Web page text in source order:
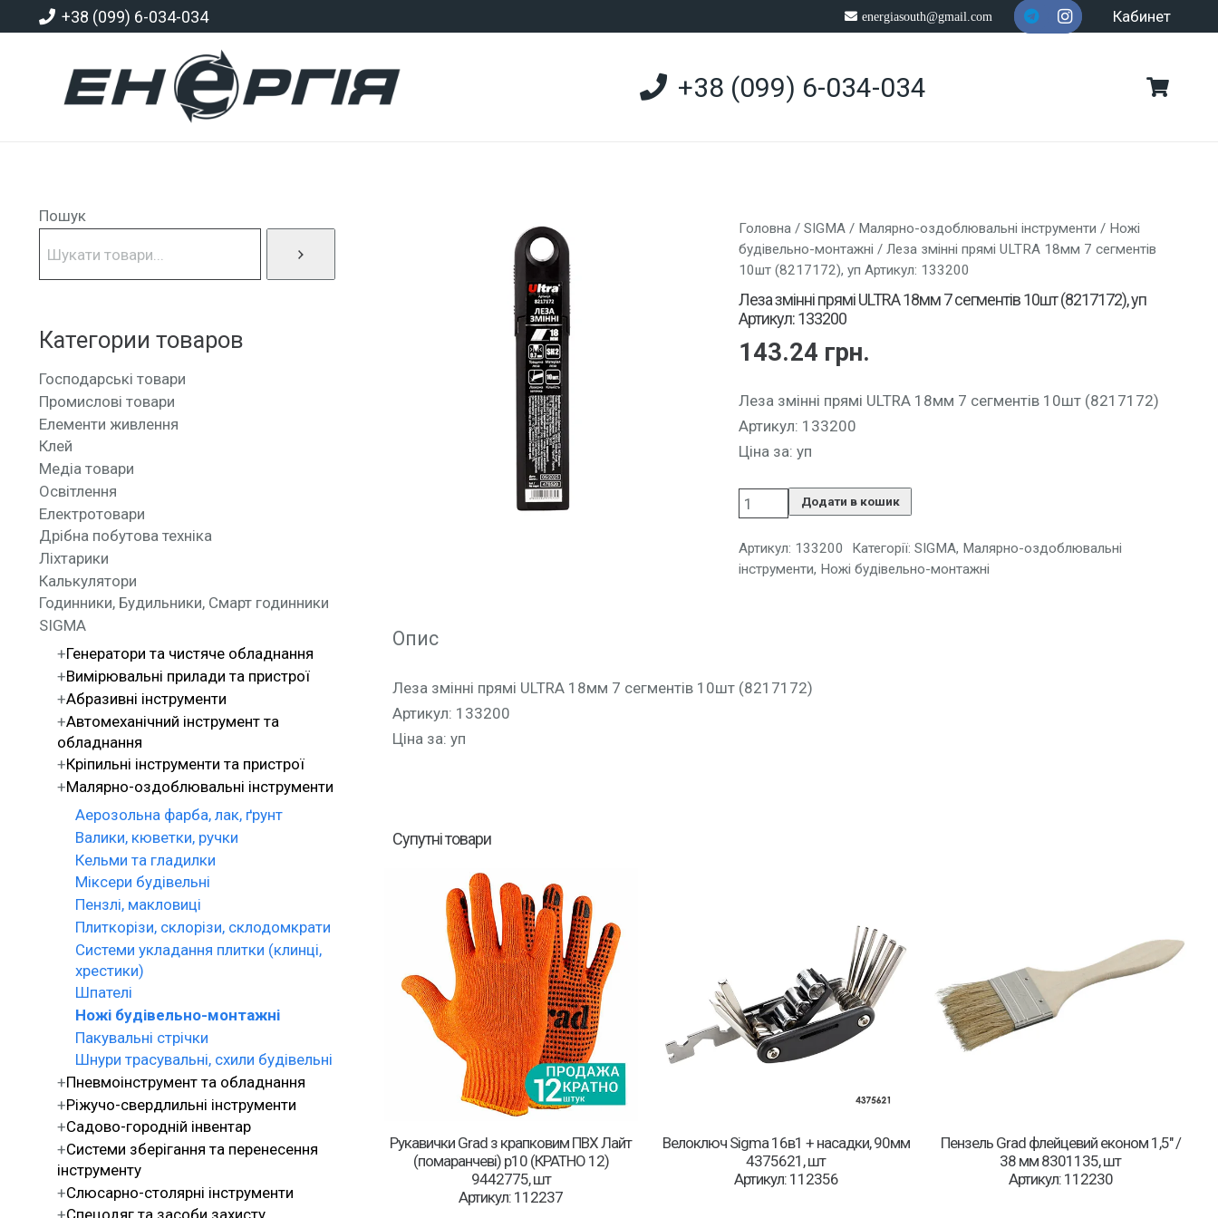
+38 (099) 6-034-034 energiasouth@gmail.com Кабинет
+38 (099) 6-034-034
Головна / SIGMA / Малярно-оздоблювальні інструменти / Ножі
будівельно-монтажні / Леза змінні прямі ULTRA 18мм 7 сегментів
10шт (8217172), уп Артикул: 133200
Леза змінні прямі ULTRA 18мм 7 сегментів 10шт (8217172), уп
Артикул: 133200
143.24 грн.
Леза змінні прямі ULTRA 18мм 7 сегментів 10шт (8217172)
Артикул: 133200
Ціна за: уп
Додати в кошик
Артикул: 133200 Категорії:SIGMA, Малярно-оздоблювальні
інструменти, Ножі будівельно-монтажні
Опис
Леза змінні прямі ULTRA 18мм 7 сегментів 10шт (8217172)
Артикул: 133200
Ціна за: уп
Супутні товари
Рукавички Grad з крапковим ПВХ Лайт
(помаранчеві) р10 (КРАТНО 12)
9442775, шт
Артикул: 112237
Велоключ Sigma 16в1 + насадки, 90мм
4375621, шт
Артикул: 112356
Пензель Grad флейцевий економ 1,5″ /
38 мм 8301135, шт
Артикул: 112230
Пошук
Категории товаров
Господарські товари
Промислові товари
Елементи живлення
Клей
Медіа товари
Освітлення
Електротовари
Дрібна побутова техніка
Ліхтарики
Калькулятори
Годинники, Будильники, Смарт годинники
SIGMA
Генератори та чистяче обладнання
Вимірювальні прилади та пристрої
Абразивні інструменти
Автомеханічний інструмент та
обладнання
Кріпильні інструменти та пристрої
Малярно-оздоблювальні інструменти
Аерозольна фарба, лак, ґрунт
Валики, кюветки, ручки
Кельми та гладилки
Міксери будівельні
Пензлі, макловиці
Плиткорізи, склорізи, склодомкрати
Системи укладання плитки (клинці,
хрестики)
Шпателі
Ножі будівельно-монтажні
Пакувальні стрічки
Шнури трасувальні, схили будівельні
Пневмоінструмент та обладнання
Ріжучо-свердлильні інструменти
Садово-городній інвентар
Системи зберігання та перенесення
інструменту
Слюсарно-столярні інструменти